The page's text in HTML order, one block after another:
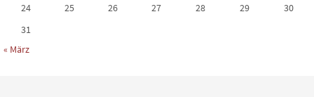
24
25 26 27 28 29
30
31
« März